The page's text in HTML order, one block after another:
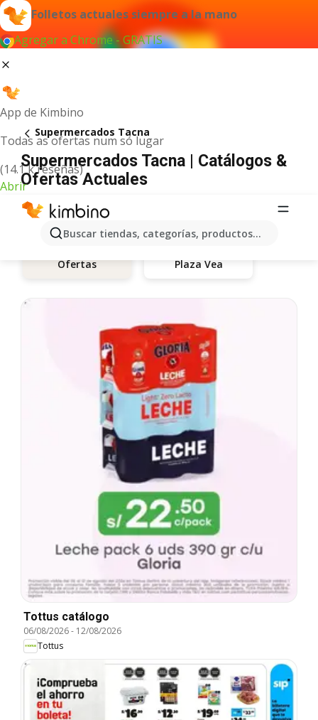
Folletos actuales siempre a la mano
Agregar a Chrome - GRATIS
App de Kimbino
Todas as ofertas num só lugar
(14.1 k reseñas)
Abrir
Buscar tiendas, categorías, productos...
Supermercados Tacna
Supermercados Tacna | Catálogos &
Ofertas Actuales
Ofertas Plaza Vea
Tottus catálogo
06/08/2026- 12/08/2026
Tottus